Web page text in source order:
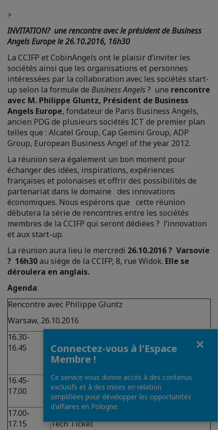
>
INVITATION? une rencontre avec le président de Business
Angels Europe le 26.10.2016, 16h30
La CCIFP et CobinAngels ont le plaisir d’inviter les
sociétés ainsi que les organisations et personnes
intéressées par la collaboration avec les sociétés start-
up selon la formule de Business Angels? une rencontre
avec M. Philippe Gluntz, Président de Business
Angels Europe, fondateur de Paris Business Angels,
ancien PDG de plusieurs sociétés ICT de premier plan
telles que : Alcatel Group, Cap Gemini Group, ADP
Group, European Business Angel of the year 2012.
La réunion sera également un bon moment pour
échanger des idées, inspirations, expériences
françaises et polonaises et offrir des possibilités de
partenariat dans le domaine des innovations
économiques. Nous espérons que cette réunion
débutera la série de rencontres entre les sociétés
membres de la CCIFP qui seront dédiées ? l’innovation
et aux start-up.
La réunion aura lieu le mercredi 26.10.2016 ? Varsovie
? 16h30au siège de la CCIFP, 8, rue Widok. Elle se
déroulera en anglais.
Agenda:
Rencontre avec Philippe Gluntz
Warsaw, 26.10.2016
16.30-
16.45
Monika Constant, Directrice Générale de la
CCIFP et Robert Ługowski, CobinAngels
16.45-
17.00
Panorama europeen des Business Angels
Philippe Gluntz, Business Angels Europe
17.00-
17.15
Experience française – Programme French
Tech Ticket
Connectez-vous à l'Espace
Membre !
Ce service vous donne accès à des contenus
exclusifs et à des mises en relation
simplifiées pour développer les opportunités
d'affaires en Pologne.